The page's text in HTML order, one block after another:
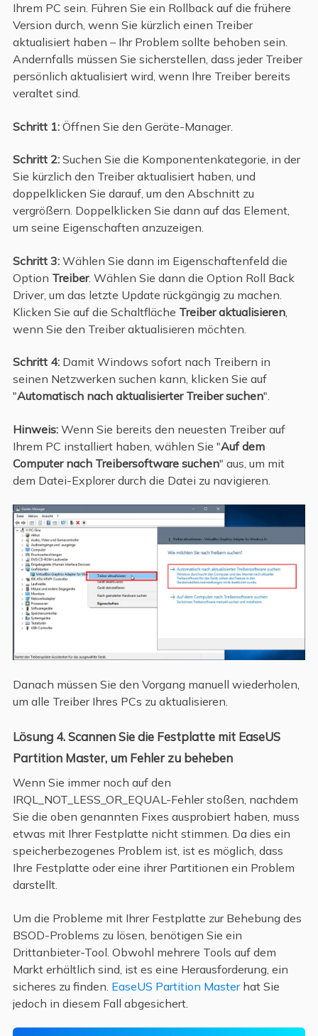
Ihrem PC sein. Führen Sie ein Rollback auf die frühere
Version durch, wenn Sie kürzlich einen Treiber
aktualisiert haben – Ihr Problem sollte behoben sein.
Andernfalls müssen Sie sicherstellen, dass jeder Treiber
persönlich aktualisiert wird, wenn Ihre Treiber bereits
veraltet sind.
Schritt 1:Öffnen Sie den Geräte-Manager.
Schritt 2:Suchen Sie die Komponentenkategorie, in der
Sie kürzlich den Treiber aktualisiert haben, und
doppelklicken Sie darauf, um den Abschnitt zu
vergrößern. Doppelklicken Sie dann auf das Element,
um seine Eigenschaften anzuzeigen.
Schritt 3:Wählen Sie dann im Eigenschaftenfeld die
Option Treiber. Wählen Sie dann die Option Roll Back
Driver, um das letzte Update rückgängig zu machen.
Klicken Sie auf die Schaltfläche Treiber aktualisieren,
wenn Sie den Treiber aktualisieren möchten.
Schritt 4:Damit Windows sofort nach Treibern in
seinen Netzwerken suchen kann, klicken Sie auf
"Automatisch nach aktualisierter Treiber suchen".
Hinweis:Wenn Sie bereits den neuesten Treiber auf
Ihrem PC installiert haben, wählen Sie "Auf dem
Computer nach Treibersoftware suchen" aus, um mit
dem Datei-Explorer durch die Datei zu navigieren.
Danach müssen Sie den Vorgang manuell wiederholen,
um alle Treiber Ihres PCs zu aktualisieren.
Lösung 4. Scannen Sie die Festplatte mit EaseUS
Partition Master, um Fehler zu beheben
Wenn Sie immer noch auf den
IRQL_NOT_LESS_OR_EQUAL-Fehler stoßen, nachdem
Sie die oben genannten Fixes ausprobiert haben, muss
etwas mit Ihrer Festplatte nicht stimmen. Da dies ein
speicherbezogenes Problem ist, ist es möglich, dass
Ihre Festplatte oder eine ihrer Partitionen ein Problem
darstellt.
Um die Probleme mit Ihrer Festplatte zur Behebung des
BSOD-Problems zu lösen, benötigen Sie ein
Drittanbieter-Tool. Obwohl mehrere Tools auf dem
Markt erhältlich sind, ist es eine Herausforderung, ein
sicheres zu finden. EaseUS Partition Masterhat Sie
jedoch in diesem Fall abgesichert.